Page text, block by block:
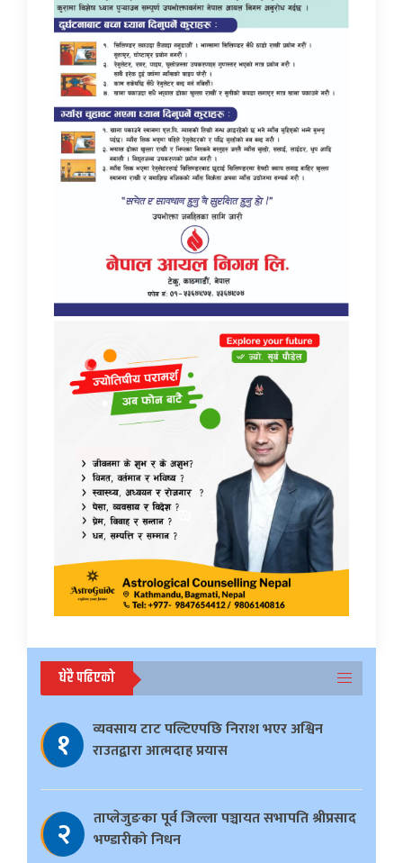
धेरै पढिएको
१
व्यवसाय टाट पल्टिएपछि निराश भएर अश्विन
राउतद्वारा आत्मदाह प्रयास
२
ताप्लेजुङका पूर्व जिल्ला पञ्चायत सभापति श्रीप्रसाद
भण्डारीको निधन